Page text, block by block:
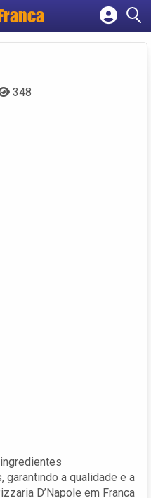
empresa
348
a qualidade e a
D’Napole em Franca